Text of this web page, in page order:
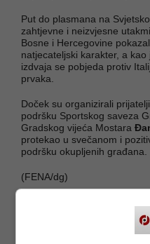
Put do plasmana na
zahtjevne i neizvjesne
Bosne i Hercegovine
natjecateljski karakter, a
izdvaja se pobjeda protiv
prvaka.
Doček su organizirali
podršku Sportskog saveza
Gradskog vijeća Mostara
protekao u svečanom i
podršku okupljenih građana.
(FENA/dg)